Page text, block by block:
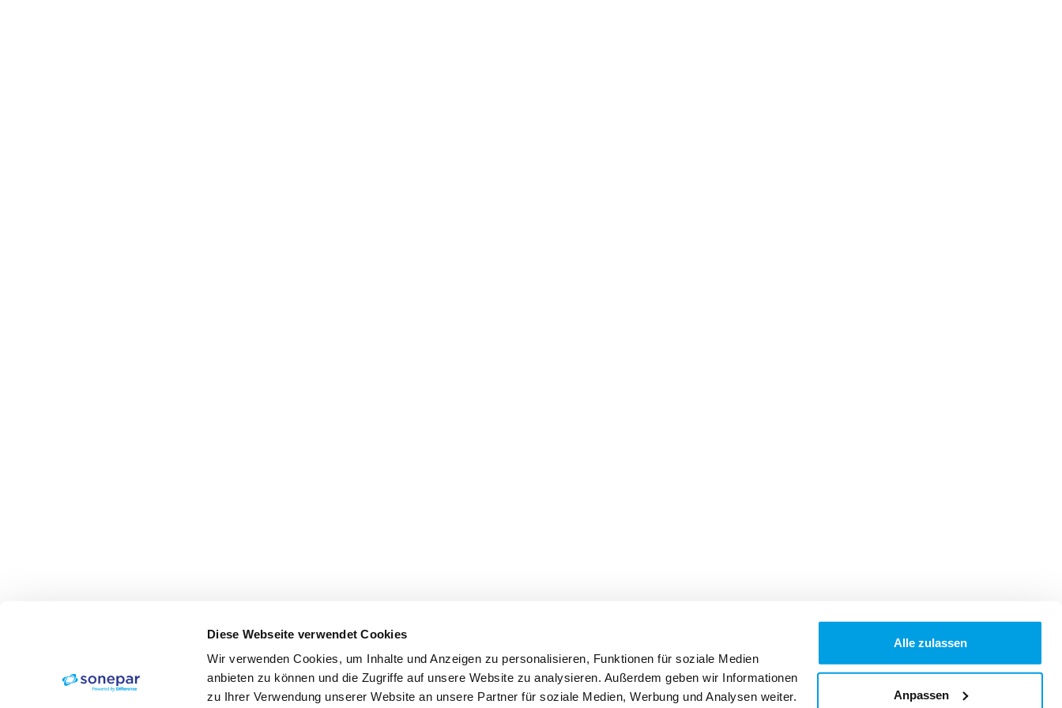
Diese Webseite verwendet Cookies
Wir verwenden Cookies, um Inhalte und Anzeigen zu personalisieren, Funktionen für soziale Medien
anbieten zu können und die Zugriffe auf unsere Website zu analysieren. Außerdem geben wir Informationen
zu Ihrer Verwendung unserer Website an unsere Partner für soziale Medien, Werbung und Analysen weiter.
Alle zulassen
Anpassen